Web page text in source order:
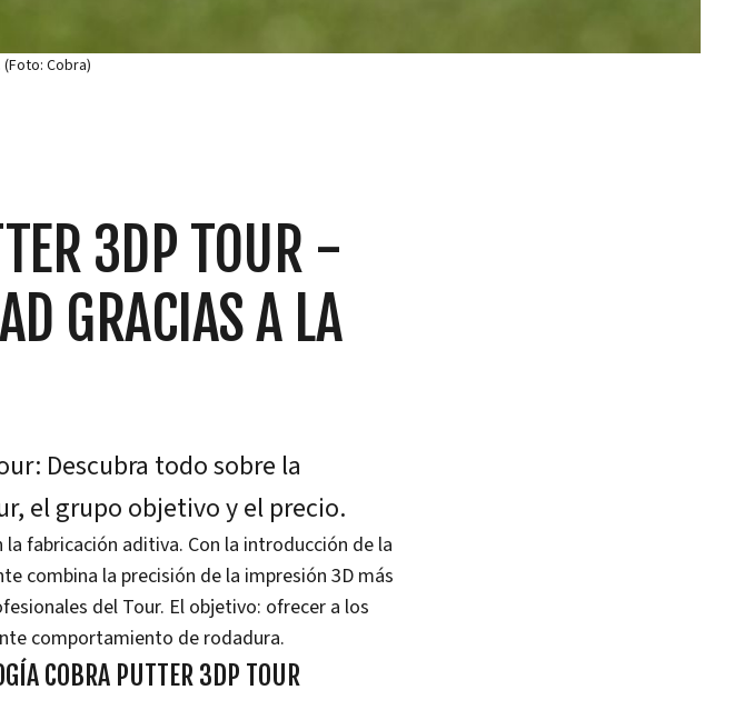
Cobra)
3DP TOUR -
GRACIAS A LA
Descubra todo sobre la
el grupo objetivo y el precio.
fabricación aditiva. Con la introducción de la
combina la precisión de la impresión 3D más
del Tour. El objetivo: ofrecer a los
comportamiento de rodadura.
COBRA PUTTER 3DP TOUR